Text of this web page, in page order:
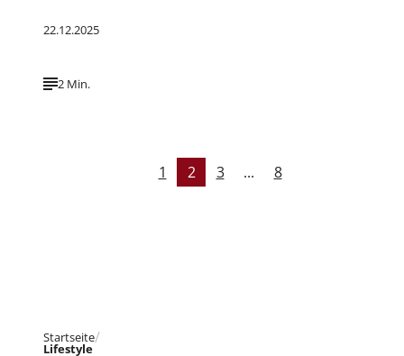
22.12.2025
2 Min.
1 2 3 ... 8
Startseite
Lifestyle